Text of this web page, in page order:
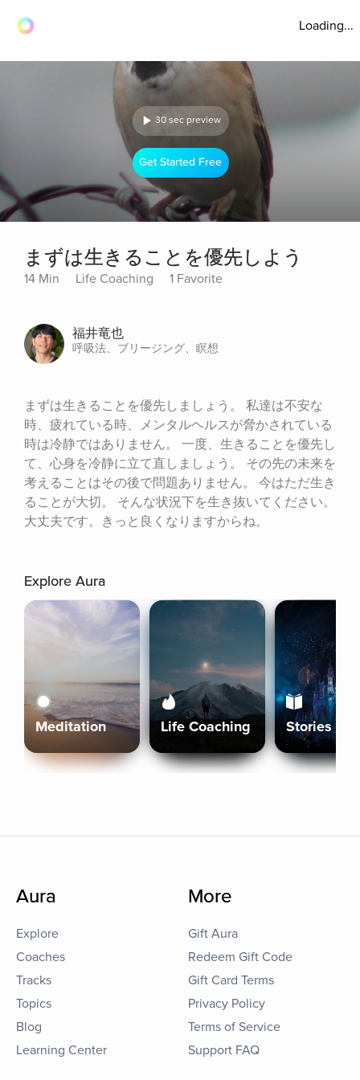
Loading...
30 sec preview
Get Started Free
まずは生きることを優先しよう
14 Min Life Coaching 1 Favorite
福井竜也
呼吸法、ブリージング、瞑想
まずは生きることを優先しましょう。 私達は不安な
時、疲れている時、メンタルヘルスが脅かされている
時は冷静ではありません。 一度、生きることを優先し
て、心身を冷静に立て直しましょう。 その先の未来を
考えることはその後で問題ありません。 今はただ生き
ることが大切。 そんな状況下を生き抜いてください。
大丈夫です。きっと良くなりますからね。
Explore Aura
Meditation Life Coaching Stories
Aura
Explore
Coaches
Tracks
Topics
Blog
Learning Center
More
Gift Aura
Redeem Gift Code
Gift Card Terms
Privacy Policy
Terms of Service
Support FAQ